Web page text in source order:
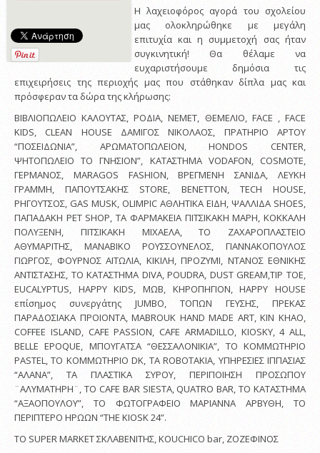
Η λαχειοφόρος αγορά του σχολείου
μας ολοκληρώθηκε με μεγάλη
επιτυχία και η συμμετοχή σας ήταν
συγκινητική! Θα θέλαμε να
ευχαριστήσουμε δημόσια τις
επιχειρήσεις της περιοχής μας που στάθηκαν δίπλα μας και
πρόσφεραν τα δώρα της κλήρωσης:
ΒΙΒΛΙΟΠΩΛΕΙΟ ΚΑΛΟΥΤΑΣ, ΡΟΔΙΑ, ΝΕΜEΤ, ΘΕΜΕΛΙΟ, FACE , FACE
KIDS, CLEAN HOUSE ΔΑΜΙΓΟΣ ΝΙΚΟΛΑΟΣ, ΠΡΑΤΗΡΙΟ ΑΡΤΟΥ
“ΠΟΣΕΙΔΩΝΙΑ”, ΑΡΩΜΑΤΟΠΩΛΕΙΟΝ, HONDOS CENTER,
ΨΗΤΟΠΩΛΕΙΟ ΤΟ ΓΝΗΣΙΟΝ”, ΚΑΤΑΣΤΗΜΑ VODAFON, COSMOTE,
ΓΕΡΜΑΝΟΣ, MARAGOS FASHION, ΒΡΕΓΜΕΝΗ ΣΑΝΙΔΑ, ΛΕΥΚΗ
ΓΡΑΜΜΗ, ΠΑΠΟΥΤΣΑΚΗΣ STORE, BENETTON, TECH HOUSE,
ΡΗΓΟΥΤΣΟΣ, GAS MUSK, OLIMPIC ΑΘΛΗΤΙΚΑ ΕΙΔΗ, ΨΑΛΛΙΔΑ SHOES,
ΠΑΠΑΔΑΚΗ PET SHOP, TA ΦΑΡΜΑΚΕΙΑ ΠΙΤΣΙΚΑΚΗ ΜΑΡΗ, ΚΟΚΚΑΛΗ
ΠΟΛΥΞΕΝΗ, ΠΙΤΣΙΚΑΚΗ ΜΙΧΑΕΛΑ, ΤΟ ΖΑΧΑΡΟΠΛΑΣΤΕΙΟ
ΑΘΥΜΑΡΙΤΗΣ, ΜΑΝΑΒΙΚΟ ΡΟΥΣΣΟΥΝΕΛΟΣ, ΓΙΑΝΝΑΚΟΠΟΥΛΟΣ
ΓΙΩΡΓΟΣ, ΦΟΥΡΝΟΣ ΑΙΤΩΛΙΑ, ΚΙΚΙΛΗ, ΠΡΟΖΥΜΙ, ΝΤΑΝΟΣ ΕΘΝΙΚΗΣ
ΑΝΤΙΣΤΑΣΗΣ, TO ΚΑΤΑΣΤΗΜΑ DIVA, POUDRA, DUST GREAM,TIP TOE,
EUCALYPTUS, HAPPY KIDS, ΜΩΒ, ΚΗΡΟΠΗΓΙΟΝ, ΗΑPPY HOUSE
επίσημος συνεργάτης JUMBO, ΤΟΠΩΝ ΓΕΥΣΗΣ, ΠΡΕΚΑΣ
ΠΑΡΑΔΟΣΙΑΚΑ ΠΡΟΙΟΝΤΑ, MABROUK HAND MADE ART, KIN KHAO,
COFFEE ISLAND, CAFE PASSION, CAFE ARMADILLO, KIOSKY, 4 ALL,
BELLE EPOQUE, ΜΠΟΥΓΑΤΣΑ “ΘΕΣΣΑΛΟΝΙΚΙΑ”, ΤΟ ΚΟΜΜΩΤΗΡΙΟ
PASTEL, ΤΟ ΚΟΜΜΩΤΗΡΙΟ DK, ΤΑ ROBOTAKIA, ΥΠΗΡΕΣΙΕΣ ΙΠΠΑΣΙΑΣ
“ΑΛΑΝΑ”, ΤΑ ΠΛΑΣΤΙΚΑ ΣΥΡΟΥ, ΠΕΡΙΠΟΙΗΣΗ ΠΡΟΣΩΠΟΥ
¨ΑΛΥΜΑΤΗΡΗ¨, ΤΟ CAFE BAR SIESTA, QUATRO BAR, ΤΟ ΚΑΤΑΣΤΗΜΑ
“ΑΞΑΟΠΟΥΛΟΥ”, ΤΟ ΦΩΤΟΓΡΑΦΕΙΟ ΜΑΡΙΑΝΝΑ ΑΡΒΥΘΗ, ΤΟ
ΠΕΡΙΠΤΕΡΟ ΗΡΩΩΝ “ΤΗΕ ΚΙΟSK 24”.
ΤΟ SUPER MARKET ΣΚΛΑΒΕΝΙΤΗΣ, KOUCHICO bar, ΖΟΖΕΦΙΝΟΣ